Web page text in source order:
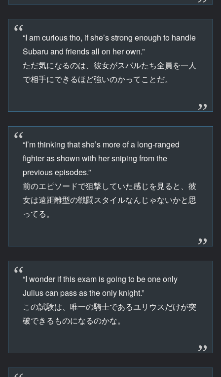
“I am curious tho, if she’s strong enough to handle
Subaru and friends all on her own.”
ただ気になるのは、彼女がスバルたち全員を一人
で相手にできるほど強いのかってことだ。
“I’m thinking that she’s more of a long-ranged
fighter as shown with her sniping from the
previous episodes.”
前のエピソードで狙撃していた感じを見ると、彼
女は遠距離型の戦闘スタイルなんじゃないかと思
ってる。
“I wonder if this exam is going to be one only
Julius can pass as the only knight.”
この試験は、唯一の騎士であるユリウスだけが突
破できるものになるのかな。